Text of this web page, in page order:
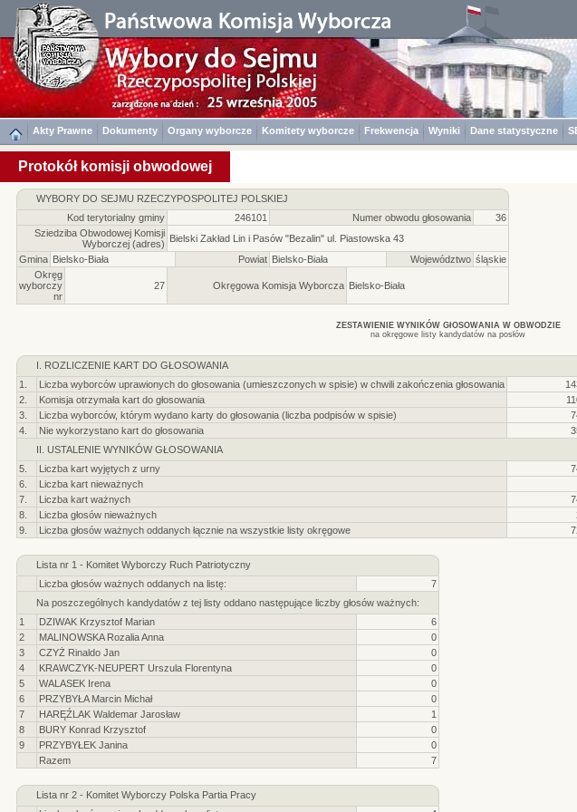
Akty Prawne Dokumenty Organy wyborcze Komitety wyborcze Frekwencja Wyniki Dane statystyczne
Protokół komisji obwodowej
WYBORY DO SEJMU RZECZYPOSPOLITEJ POLSKIEJ
Kod terytorialny gminy
246101 Numer obwodu głosowania
36
Sziedziba Obwodowej Komisji
Wyborczej (adres) Bielski Zakład Lin i Pasów "Bezalin" ul. Piastowska 43
Gmina Bielsko-Biała Powiat Bielsko-Biała Województwo śląskie
Okręg
wyborczy
nr
27 Okręgowa Komisja Wyborcza Bielsko-Biała
ZESTAWIENIE WYNIKÓW GłOSOWANIA W OBWODZIE
na okręgowe listy kandydatów na posłów
I. ROZLICZENIE KART DO GŁOSOWANIA
1.
Liczba wyborców uprawionych do głosowania (umieszczonych w spisie) w chwili zakończenia głosowania
2.
Komisja otrzymała kart do głosowania
3.
Liczba wyborców, którym wydano karty do głosowania (liczba podpisów w spisie)
4.
Nie wykorzystano kart do głosowania
II. USTALENIE WYNIKÓW GŁOSOWANIA
5.
Liczba kart wyjętych z urny
6.
Liczba kart nieważnych
7.
Liczba kart ważnych
8.
Liczba głosów nieważnych
9.
Liczba głosów ważnych oddanych łącznie na wszystkie listy okręgowe
Lista nr 1 - Komitet Wyborczy Ruch Patriotyczny
Liczba głosów ważnych oddanych na listę:
7
Na poszczególnych kandydatów z tej listy oddano następujące liczby głosów ważnych:
1
DZIWAK Krzysztof Marian
6
2
MALINOWSKA Rozalia Anna
0
3
CZYŻ Rinaldo Jan
0
4
KRAWCZYK-NEUPERT Urszula Florentyna
0
5
WALASEK Irena
0
6
PRZYBYŁA Marcin Michał
0
7
HARĘŹLAK Waldemar Jarosław
1
8
BURY Konrad Krzysztof
0
9
PRZYBYŁEK Janina
0
Razem
7
Lista nr 2 - Komitet Wyborczy Polska Partia Pracy